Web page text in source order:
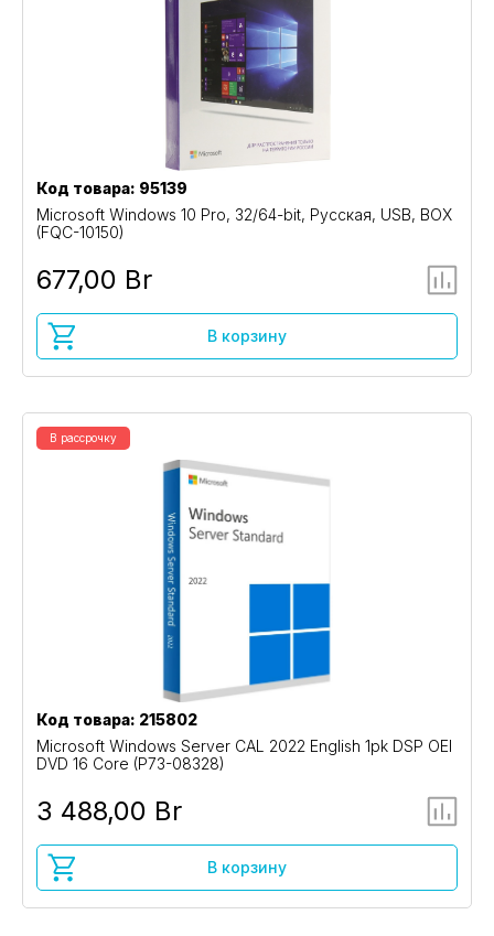
Код товара: 95139
Microsoft Windows 10 Pro, 32/64-bit, Русская, USB, BOX
(FQC-10150)
677,00 Br
В корзину
В рассрочку
Код товара: 215802
Microsoft Windows Server CAL 2022 English 1pk DSP OEI
DVD 16 Core (P73-08328)
3 488,00 Br
В корзину